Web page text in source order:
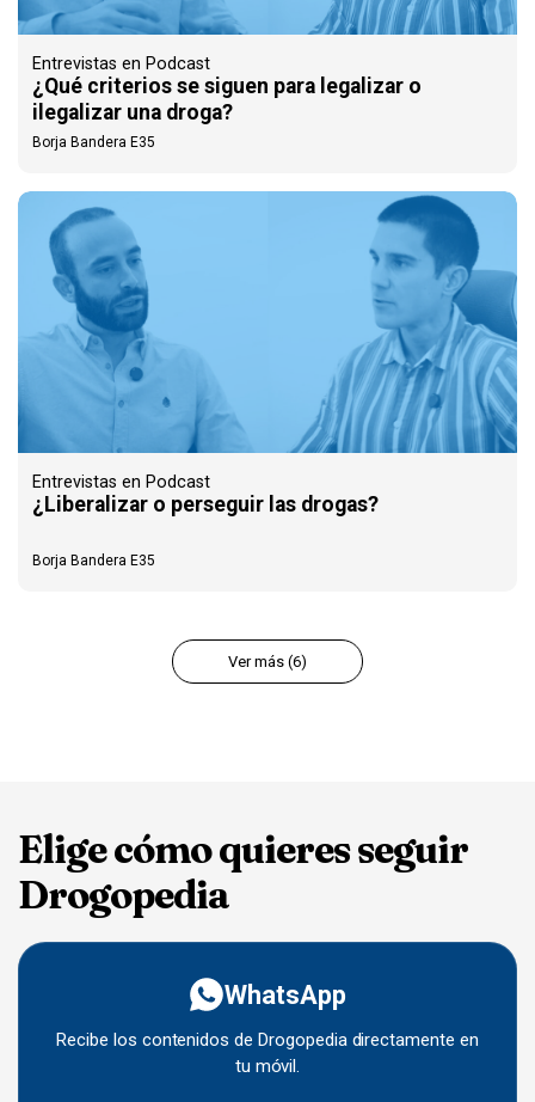
Entrevistas en Podcast
¿Qué criterios se siguen para legalizar o
ilegalizar una droga?
Borja Bandera E35
Entrevistas en Podcast
¿Liberalizar o perseguir las drogas?
Borja Bandera E35
Ver más (6)
Elige cómo quieres seguir
Drogopedia
WhatsApp
Recibe los contenidos de Drogopedia directamente en
tu móvil.